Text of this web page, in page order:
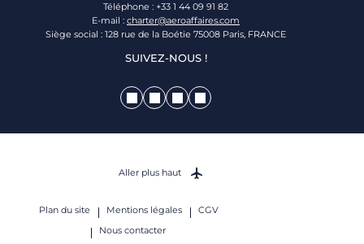
Téléphone : +33 1 44 09 91 82
E-mail : charter@aeroaffaires.com
Siège social : 128 rue de la Boétie 75008 Paris, FRANCE
SUIVEZ-NOUS !
Plan du site Mentions légales
CGV
Nous contacter
Aller plus haut